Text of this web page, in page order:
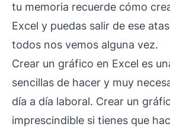
tu memoria recuerde cómo
Excel y puedas salir de ese
todos nos vemos alguna vez.
Crear un gráfico en Excel es
sencillas de hacer y muy
día a día laboral. Crear un
imprescindible si tienes que